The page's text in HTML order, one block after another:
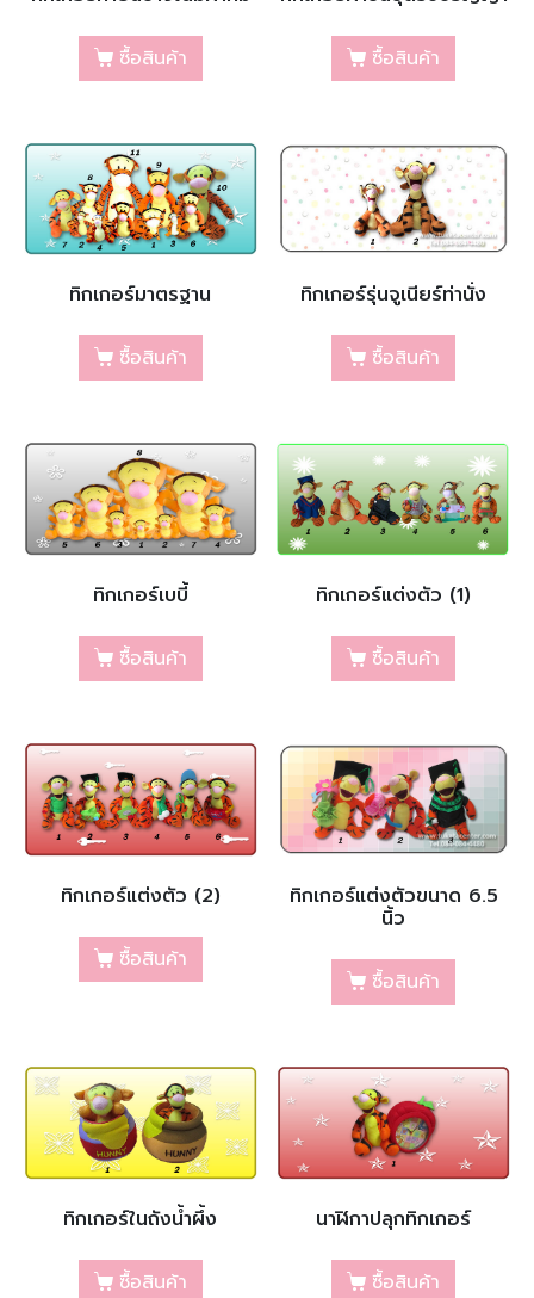
ซื้อสินค้า ซื้อสินค้า
ทิกเกอร์มาตรฐาน
ซื้อสินค้า
ทิกเกอร์รุ่นจูเนียร์ท่านั่ง
ซื้อสินค้า
ทิกเกอร์เบบี้
ซื้อสินค้า
ทิกเกอร์แต่งตัว (1)
ซื้อสินค้า
ทิกเกอร์แต่งตัว (2)
ซื้อสินค้า
ทิกเกอร์แต่งตัวขนาด 6.5
นิ้ว
ซื้อสินค้า
ทิกเกอร์ในถังน้ำผึ้ง
ซื้อสินค้า
นาฬิกาปลุกทิกเกอร์
ซื้อสินค้า